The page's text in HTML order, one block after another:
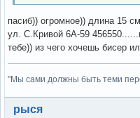
пасиб)) огромное)) длина 15
ул. С.Кривой 6А-59
тебе)) из чего хочешь бисер
"Мы сами должны быть теми
Вне форума
рыся